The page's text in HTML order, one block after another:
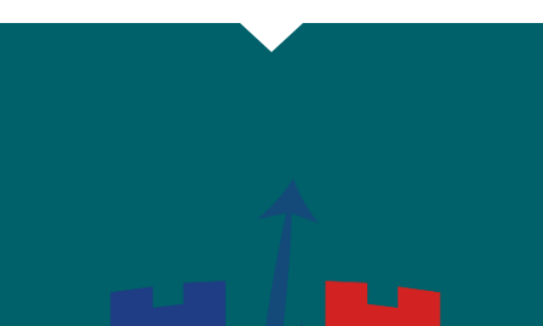
FacebookTwitteremail